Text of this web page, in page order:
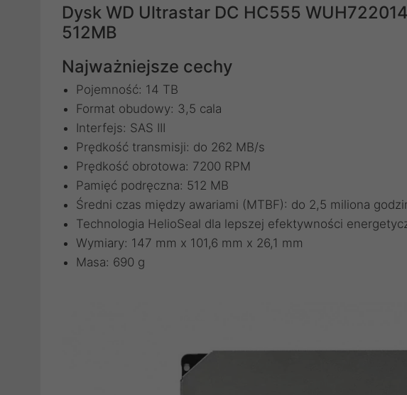
Dysk WD Ultrastar DC HC555
512MB
Najważniejsze cechy
Pojemność: 14 TB
Format obudowy: 3,5 cala
Interfejs: SAS III
Prędkość transmisji: do 262 MB/s
Prędkość obrotowa: 7200 RPM
Pamięć podręczna: 512 MB
Średni czas między awariami (MTBF): do 2,5 miliona
Technologia HelioSeal dla lepszej efektywności
Wymiary: 147 mm x 101,6 mm x 26,1 mm
Masa: 690 g